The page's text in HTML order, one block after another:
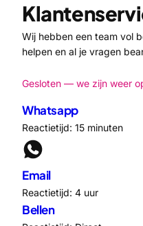
Wij hebben een team vol
helpen en al je vragen
Gesloten — we zijn weer
Whatsapp
Reactietijd: 15 minuten
Email
Reactietijd: 4 uur
Bellen